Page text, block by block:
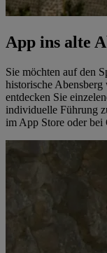
App ins alte
Sie möchten auf den
historische
entdecken Sie
individuelle Führung
im App Store oder